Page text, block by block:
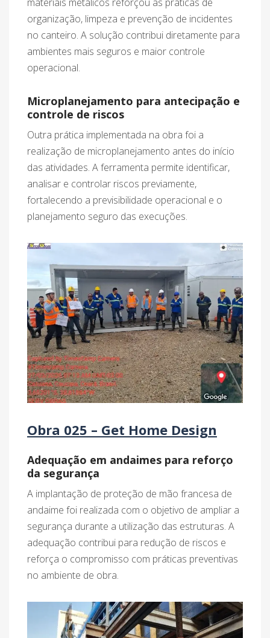
organização, limpeza e prevenção de incidentes
no canteiro. A solução contribui diretamente para
ambientes mais seguros e maior controle
operacional.
Microplanejamento para antecipação e
controle de riscos
Outra prática implementada na obra foi a
realização de microplanejamento antes do início
das atividades. A ferramenta permite identificar,
analisar e controlar riscos previamente,
fortalecendo a previsibilidade operacional e o
planejamento seguro das execuções.
Obra 025 – Get Home Design
Adequação em andaimes para reforço
da segurança
A implantação de proteção de mão francesa de
andaime foi realizada com o objetivo de ampliar a
segurança durante a utilização das estruturas. A
adequação contribui para redução de riscos e
reforça o compromisso com práticas preventivas
no ambiente de obra.